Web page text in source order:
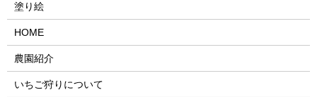
塗り絵
HOME
農園紹介
いちご狩りについて